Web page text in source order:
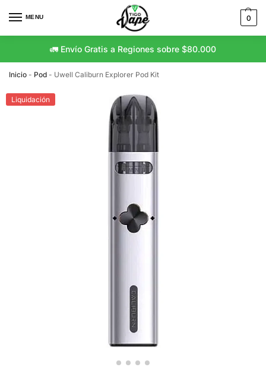
MENU 0
🚛 Envío Gratis a Regiones sobre $80.000
Inicio - Pod - Uwell Caliburn Explorer Pod Kit
Liquidación